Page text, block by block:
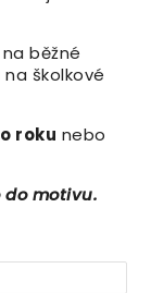
běžné
školkové
roku nebo
motivu.